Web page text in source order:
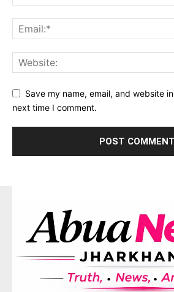
Save my name, email, and website
next time I comment.